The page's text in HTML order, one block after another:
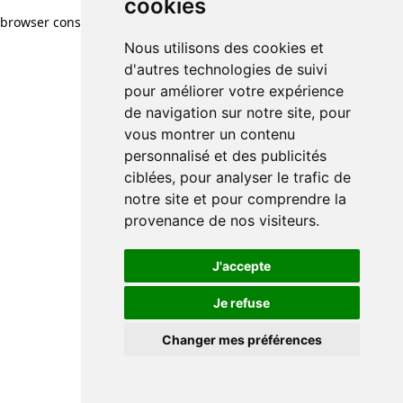
cookies
Nous utilisons des cookies et
d'autres technologies de suivi
pour améliorer votre expérience
de navigation sur notre site, pour
vous montrer un contenu
personnalisé et des publicités
ciblées, pour analyser le trafic de
notre site et pour comprendre la
provenance de nos visiteurs.
J'accepte
Je refuse
Changer mes préférences
browser console for more information)